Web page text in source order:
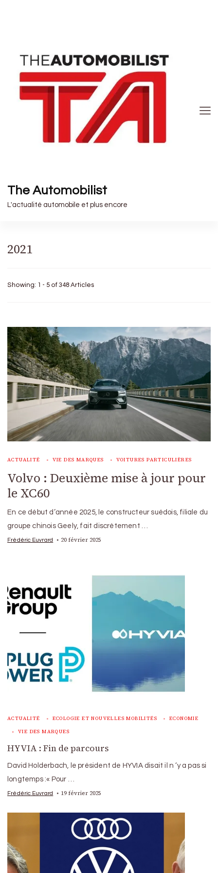
The Automobilist
L'actualité automobile et plus encore
2021
Showing: 1 - 5 of 348 Articles
ACTUALITÉ VIE DES MARQUES VOITURES PARTICULIÈRES
Volvo : Deuxième mise à jour pour
le XC60
En ce début d’année 2025, le constructeur suédois, filiale du
groupe chinois Geely, fait discrètement …
Frédéric Euvrard 20 février 2025
ACTUALITÉ ECOLOGIE ET NOUVELLES MOBILITÉS ECONOMIE
VIE DES MARQUES
HYVIA : Fin de parcours
David Holderbach, le président de HYVIA disait il n ‘y a pas si
longtemps :« Pour …
Frédéric Euvrard 19 février 2025